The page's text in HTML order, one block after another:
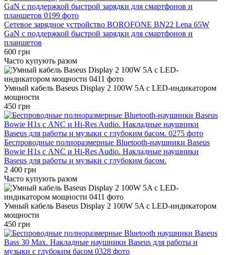
Сетевое зарядное устройство BOROFONE BN22 Lena 65W
GaN с поддержкой быстрой зарядки для смартфонов и
планшетов
600 грн
Часто купують разом
Умный кабель Baseus Display 2 100W 5A с LED-индикатором
мощности
450 грн
Беспроводные полноразмерные Bluetooth-наушники Baseus
Bowie H1s с ANC и Hi-Res Audio. Накладные наушники
Baseus для работы и музыки с глубоким басом.
2 400 грн
Часто купують разом
Умный кабель Baseus Display 2 100W 5A с LED-индикатором
мощности
450 грн